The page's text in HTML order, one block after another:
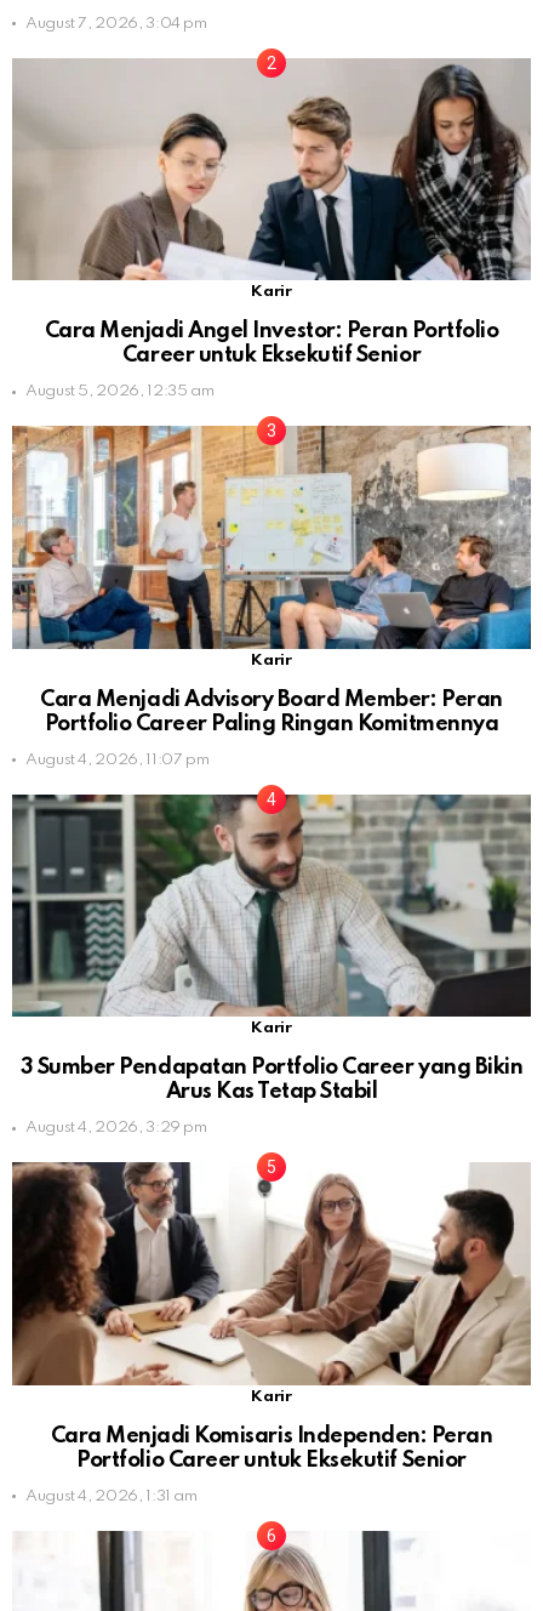
August 7, 2026, 3:04 pm
Karir
Cara Menjadi Angel Investor: Peran Portfolio
Career untuk Eksekutif Senior
August 5, 2026, 12:35 am
Karir
Cara Menjadi Advisory Board Member: Peran
Portfolio Career Paling Ringan Komitmennya
August 4, 2026, 11:07 pm
Karir
3 Sumber Pendapatan Portfolio Career yang Bikin
Arus Kas Tetap Stabil
August 4, 2026, 3:29 pm
Karir
Cara Menjadi Komisaris Independen: Peran
Portfolio Career untuk Eksekutif Senior
August 4, 2026, 1:31 am